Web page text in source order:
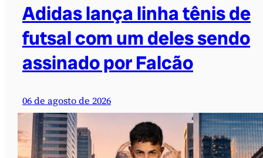
Adidas lança linha tênis de
futsal com um deles sendo
assinado por Falcão
06 de agosto de 2026